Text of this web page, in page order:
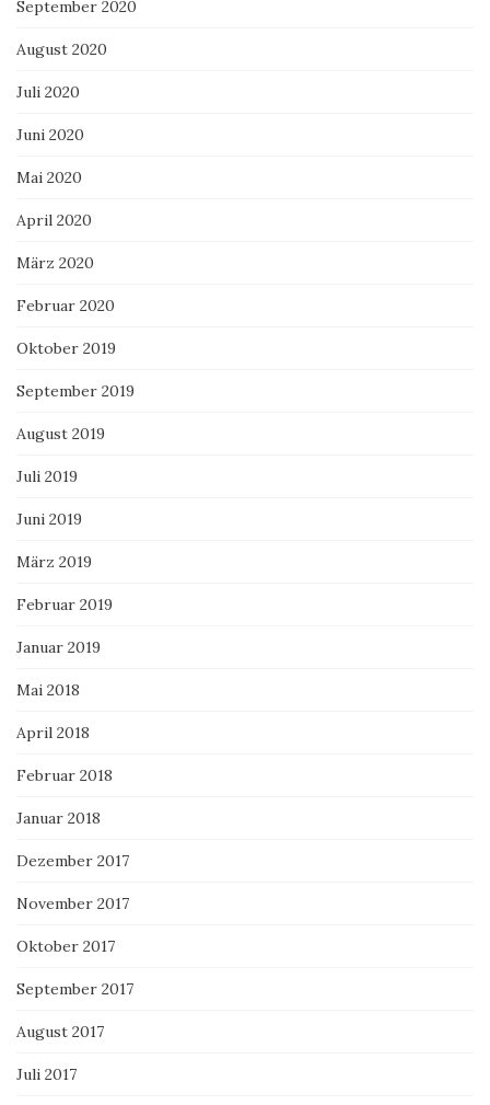
September 2020
August 2020
Juli 2020
Juni 2020
Mai 2020
April 2020
März 2020
Februar 2020
Oktober 2019
September 2019
August 2019
Juli 2019
Juni 2019
März 2019
Februar 2019
Januar 2019
Mai 2018
April 2018
Februar 2018
Januar 2018
Dezember 2017
November 2017
Oktober 2017
September 2017
August 2017
Juli 2017